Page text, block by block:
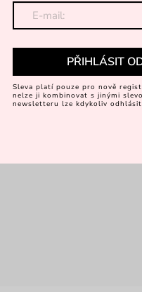
PŘIHLÁSIT
Sleva platí pouze pro nově
nelze ji kombinovat s jinými
newsletteru lze kdykoliv